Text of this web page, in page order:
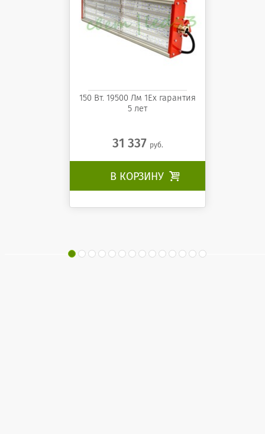
150 Вт. 19500 Лм 1Ех гарантия
5 лет
31 337 руб.
В КОРЗИНУ 